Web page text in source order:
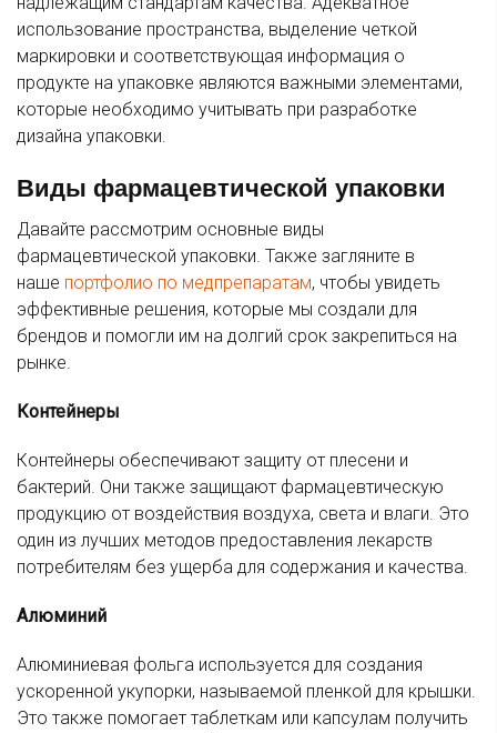
использование пространства, выделение четкой
маркировки и соответствующая информация о
продукте на упаковке являются важными элементами,
которые необходимо учитывать при разработке
дизайна упаковки.
Виды фармацевтической упаковки
Давайте рассмотрим основные виды
фармацевтической упаковки. Также загляните в
наше портфолио по медпрепаратам, чтобы увидеть
эффективные решения, которые мы создали для
брендов и помогли им на долгий срок закрепиться на
рынке.
Контейнеры
Контейнеры обеспечивают защиту от плесени и
бактерий. Они также защищают фармацевтическую
продукцию от воздействия воздуха, света и влаги. Это
один из лучших методов предоставления лекарств
потребителям без ущерба для содержания и качества.
Алюминий
Алюминиевая фольга используется для создания
ускоренной укупорки, называемой пленкой для крышки.
Это также помогает таблеткам или капсулам получить